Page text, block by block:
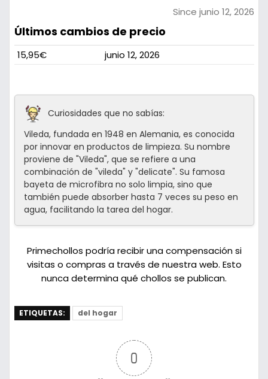
Since junio 12, 2026
Últimos cambios de precio
15,95€ junio 12, 2026
Curiosidades que no sabías:
Vileda, fundada en 1948 en Alemania, es conocida
por innovar en productos de limpieza. Su nombre
proviene de "Vileda", que se refiere a una
combinación de "vileda" y "delicate". Su famosa
bayeta de microfibra no solo limpia, sino que
también puede absorber hasta 7 veces su peso en
agua, facilitando la tarea del hogar.
Primechollos podría recibir una compensación si
visitas o compras a través de nuestra web. Esto
nunca determina qué chollos se publican.
ETIQUETAS: del hogar
0